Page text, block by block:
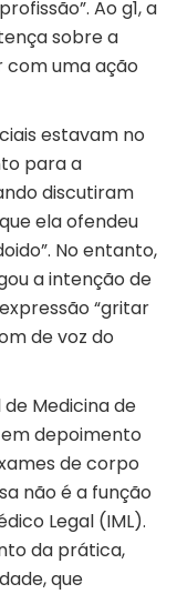
Ao g1, a
sobre a
uma ação
estavam no
para a
discutiram
ela ofendeu
No entanto,
a intenção de
“gritar
de voz do
Medicina de
em depoimento
de corpo
não é a função
Legal (IML).
da prática,
que